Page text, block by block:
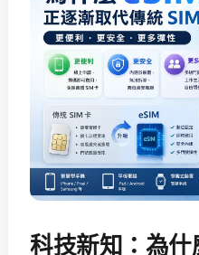
科技新知：為什